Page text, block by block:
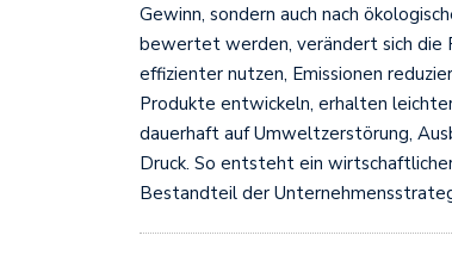
Gewinn, sondern auch nach
bewertet werden, verändert sich die
effizienter nutzen, Emissionen
Produkte entwickeln, erhalten
dauerhaft auf Umweltzerstörung,
Druck. So entsteht ein
Bestandteil der